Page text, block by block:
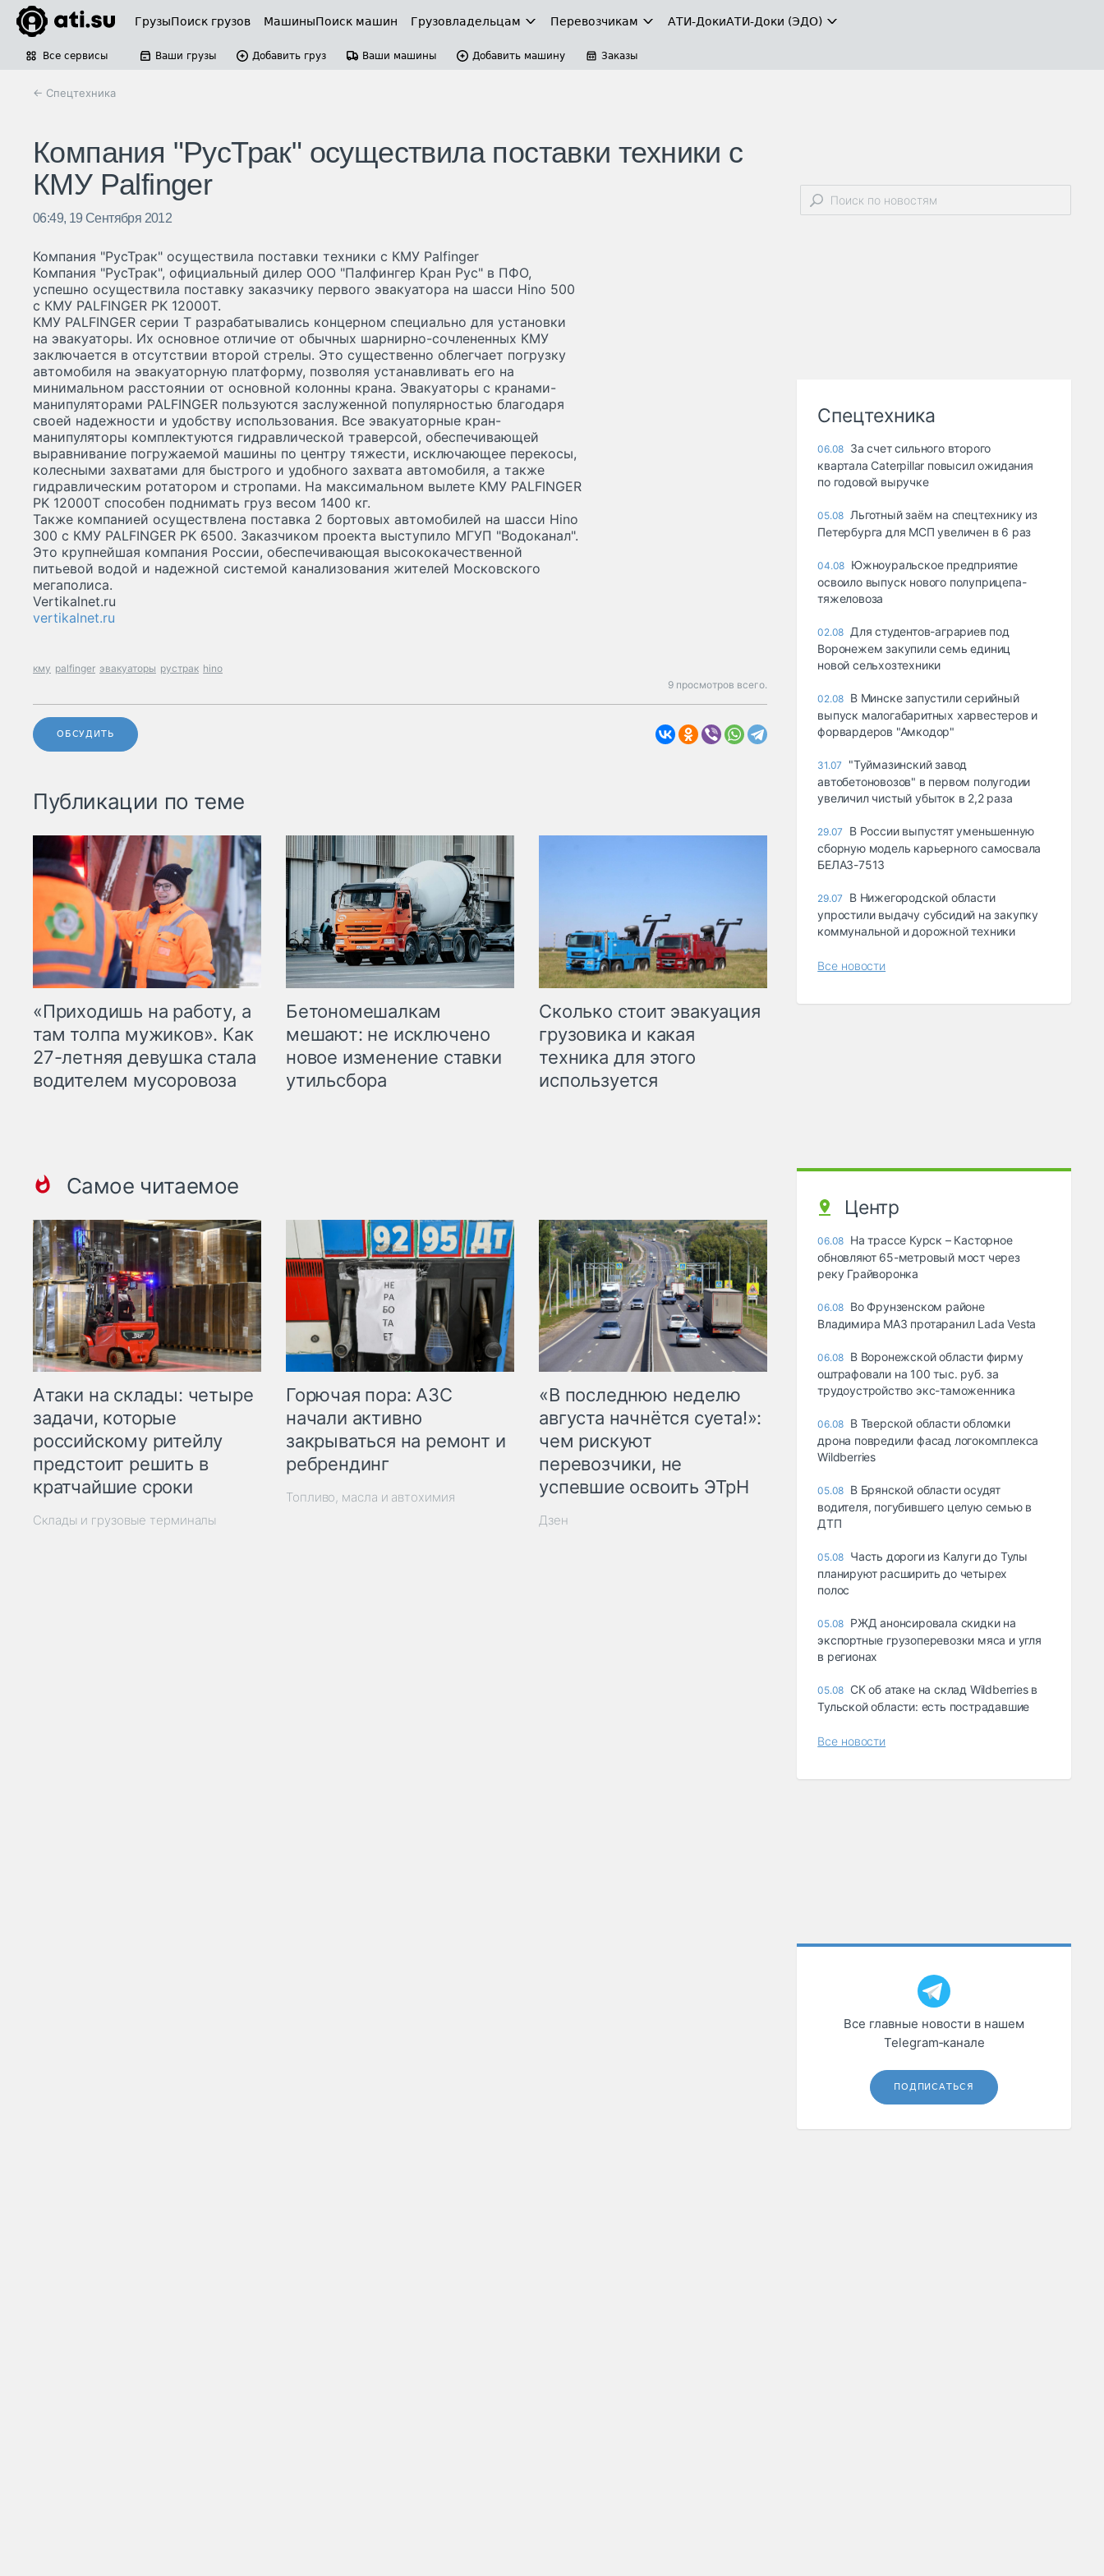
ГрузыПоиск грузов МашиныПоиск машин Грузовладельцам Перевозчикам АТИ-ДокиАТИ-Доки (ЭДО)
Все сервисы Ваши грузы Добавить груз Ваши машины Добавить машину Заказы
← Спецтехника
Компания "РусТрак" осуществила поставки техники с
КМУ Palfinger
06:49, 19 Сентября 2012
Компания "РусТрак" осуществила поставки техники с КМУ Palfinger
Компания "РусТрак", официальный дилер ООО "Палфингер Кран Рус" в ПФО,
успешно осуществила поставку заказчику первого эвакуатора на шасси Hino 500
c КМУ PALFINGER PK 12000T.
КМУ PALFINGER серии T разрабатывались концерном специально для установки
на эвакуаторы. Их основное отличие от обычных шарнирно-сочлененных КМУ
заключается в отсутствии второй стрелы. Это существенно облегчает погрузку
автомобиля на эвакуаторную платформу, позволяя устанавливать его на
минимальном расстоянии от основной колонны крана. Эвакуаторы с кранами-
манипуляторами PALFINGER пользуются заслуженной популярностью благодаря
своей надежности и удобству использования. Все эвакуаторные кран-
манипуляторы комплектуются гидравлической траверсой, обеспечивающей
выравнивание погружаемой машины по центру тяжести, исключающее перекосы,
колесными захватами для быстрого и удобного захвата автомобиля, а также
гидравлическим ротатором и стропами. На максимальном вылете КМУ PALFINGER
PK 12000T способен поднимать груз весом 1400 кг.
Также компанией осуществлена поставка 2 бортовых автомобилей на шасси Hino
300 c КМУ PALFINGER PK 6500. Заказчиком проекта выступило МГУП "Водоканал".
Это крупнейшая компания России, обеспечивающая высококачественной
питьевой водой и надежной системой канализования жителей Московского
мегаполиса.
Vertikalnet.ru
vertikalnet.ru
кму palfinger эвакуаторы рустрак hino
9 просмотров всего.
ОБСУДИТЬ
Публикации по теме
«Приходишь на работу, а
там толпа мужиков». Как
27-летняя девушка стала
водителем мусоровоза
Бетономешалкам
мешают: не исключено
новое изменение ставки
утильсбора
Сколько стоит эвакуация
грузовика и какая
техника для этого
используется
Самое читаемое
Атаки на склады: четыре
задачи, которые
российскому ритейлу
предстоит решить в
кратчайшие сроки
Склады и грузовые терминалы
Горючая пора: АЗС
начали активно
закрываться на ремонт и
ребрендинг
Топливо, масла и автохимия
«В последнюю неделю
августа начнётся суета!»:
чем рискуют
перевозчики, не
успевшие освоить ЭТрН
Дзен
Спецтехника
06.08 За счет сильного второго
квартала Caterpillar повысил ожидания
по годовой выручке
05.08 Льготный заём на спецтехнику из
Петербурга для МСП увеличен в 6 раз
04.08 Южноуральское предприятие
освоило выпуск нового полуприцепа-
тяжеловоза
02.08 Для студентов-аграриев под
Воронежем закупили семь единиц
новой сельхозтехники
02.08 В Минске запустили серийный
выпуск малогабаритных харвестеров и
форвардеров "Амкодор"
31.07
"Туймазинский завод
автобетоновозов" в первом полугодии
увеличил чистый убыток в 2,2 раза
29.07
В России выпустят уменьшенную
сборную модель карьерного самосвала
БЕЛАЗ-7513
29.07
В Нижегородской области
упростили выдачу субсидий на закупку
коммунальной и дорожной техники
Все новости
Центр
06.08 На трассе Курск – Касторное
обновляют 65-метровый мост через
реку Грайворонка
06.08 Во Фрунзенском районе
Владимира МАЗ протаранил Lada Vesta
06.08 В Воронежской области фирму
оштрафовали на 100 тыс. руб. за
трудоустройство экс-таможенника
06.08 В Тверской области обломки
дрона повредили фасад логокомплекса
Wildberries
05.08 В Брянской области осудят
водителя, погубившего целую семью в
ДТП
05.08 Часть дороги из Калуги до Тулы
планируют расширить до четырех
полос
05.08 РЖД анонсировала скидки на
экспортные грузоперевозки мяса и угля
в регионах
05.08 СК об атаке на склад Wildberries в
Тульской области: есть пострадавшие
Все новости
Все главные новости в нашем
Telegram‑канале
ПОДПИСАТЬСЯ